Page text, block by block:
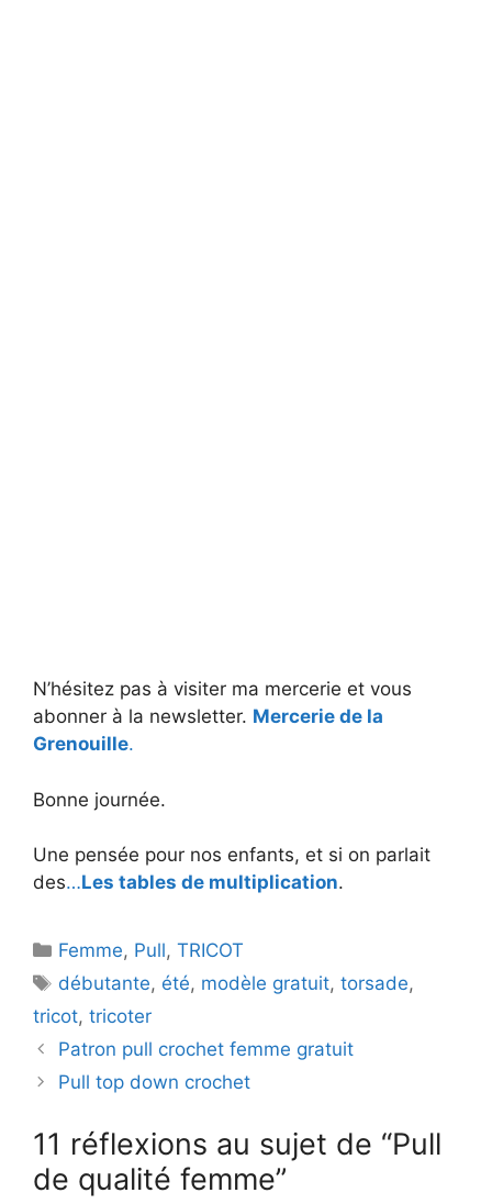
N’hésitez pas à visiter ma mercerie et vous
abonner à la newsletter. Mercerie de la
Grenouille.
Bonne journée.
Une pensée pour nos enfants, et si on parlait
des…Les tables de multiplication.
Catégories
Femme, Pull,TRICOT
Étiquettes
débutante, été, modèle gratuit,torsade,
tricot, tricoter
Patron pull crochet femme gratuit
Pull top down crochet
11 réflexions au sujet de “Pull
de qualité femme”